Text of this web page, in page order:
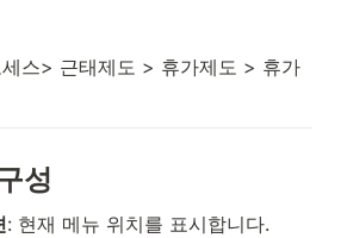
스> 근태제도 > 휴가제도 > 휴가
성
: 현재 메뉴 위치를 표시합니다.